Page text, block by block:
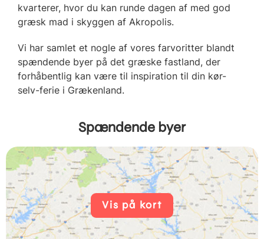
kvarterer, hvor du kan runde dagen af med god
græsk mad i skyggen af Akropolis.
Vi har samlet et nogle af vores farvoritter blandt
spændende byer på det græske fastland, der
forhåbentlig kan være til inspiration til din kør-
selv-ferie i Grækenland.
Spændende byer
Vis på kort